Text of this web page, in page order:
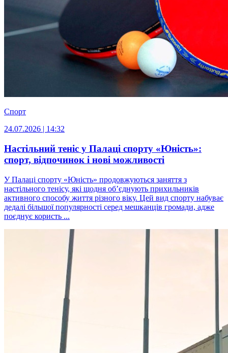
Спорт
24.07.2026 | 14:32
Настільний теніс у Палаці спорту «Юність»:
спорт, відпочинок і нові можливості
У Палаці спорту «Юність» продовжуються заняття з
настільного тенісу, які щодня об’єднують прихильників
активного способу життя різного віку. Цей вид спорту набуває
дедалі більшої популярності серед мешканців громади, адже
поєднує користь ...